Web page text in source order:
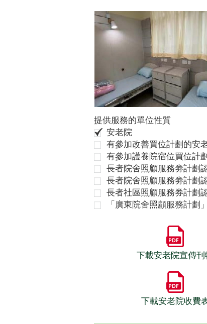
提供服務的單位性質
安老院
有參加改善買位計劃的安
有參加護養院宿位買位計
長者院舍照顧服務劵計劃
長者院舍照顧服務劵計劃
長者社區照顧服務券計劃
「廣東院舍照顧服務計劃
下載安老院宣傳刊
下載安老院收費